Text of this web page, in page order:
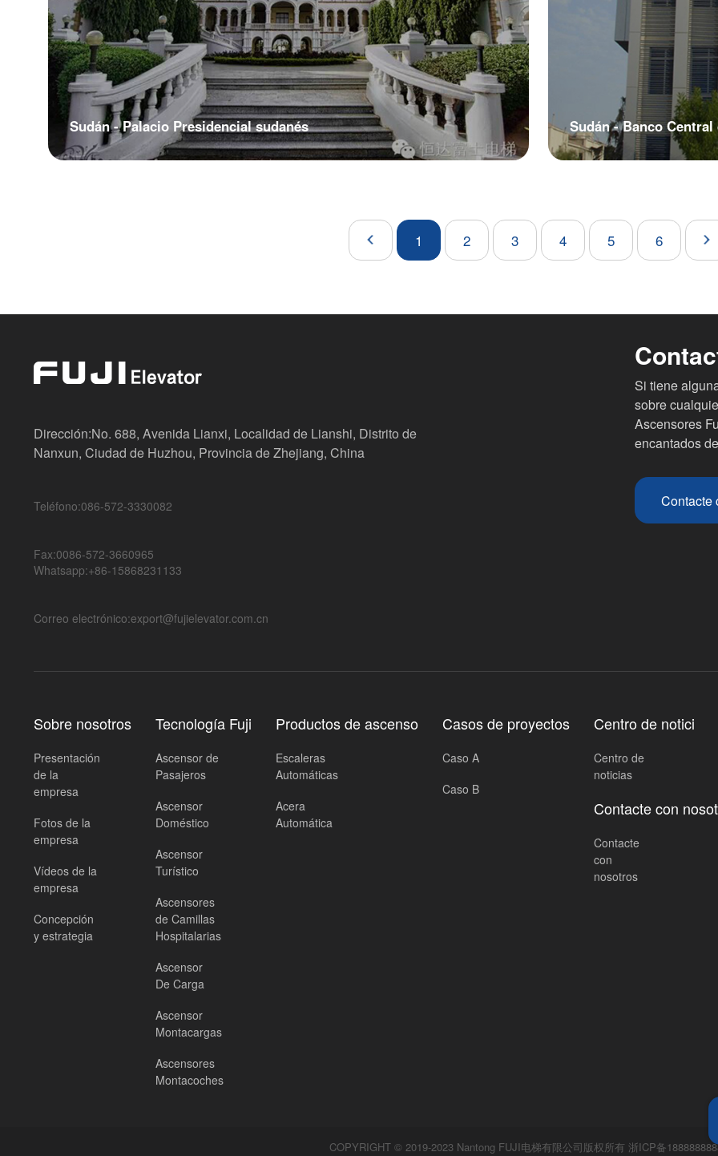
Sudán - Palacio Presidencial sudanés Sudán - Banco
1 2 3 4 5 6
Si tiene
sobre
Ascensores
encantados
Contacte
Dirección:No. 688, Avenida Lianxi, Localidad de Lianshi, Distrito de
Nanxun, Ciudad de Huzhou, Provincia de Zhejiang, China
Teléfono:086-572-3330082
Fax:0086-572-3660965
Whatsapp:+86-15868231133
Correo electrónico:export@fujielevator.com.cn
Sobre nosotros
Presentación
de la
empresa
Fotos de la
empresa
Vídeos de la
empresa
Concepción
y estrategia
Tecnología Fuji
Ascensor de
Pasajeros
Ascensor
Doméstico
Ascensor
Turístico
Ascensores
de Camillas
Hospitalarias
Ascensor
De Carga
Ascensor
Montacargas
Ascensores
Montacoches
Productos de ascenso
Escaleras
Automáticas
Acera
Automática
Casos de proyectos
Caso A
Caso B
Centro de notici
Centro de
noticias
Contacte con
Contacte
con
nosotros
COPYRIGHT © 2019-2023 Nantong FUJI电梯有限公司版权所有 浙ICP备